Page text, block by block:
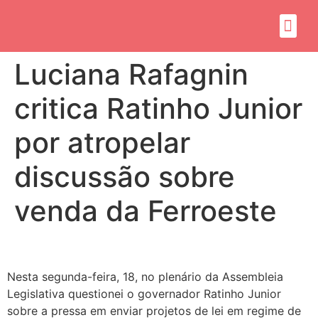
Luciana Rafagnin
critica Ratinho Junior
por atropelar
discussão sobre
venda da Ferroeste
Nesta segunda-feira, 18, no plenário da Assembleia
Legislativa questionei o governador Ratinho Junior
sobre a pressa em enviar projetos de lei em regime de